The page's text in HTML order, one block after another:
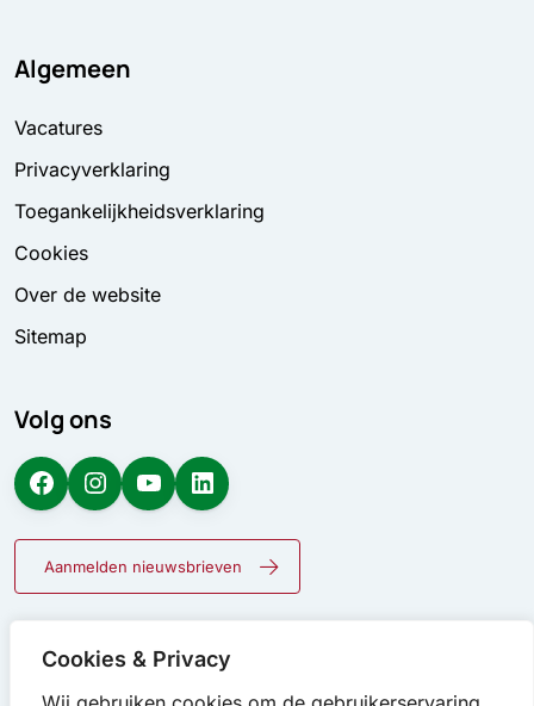
Cookies & Privacy
Algemeen
Vacatures
Privacyverklaring
Toegankelijkheidsverklaring
Cookies
Over de website
Sitemap
Volg ons
Facebook Instagram YouTube LinkedIn
Aanmelden nieuwsbrieven